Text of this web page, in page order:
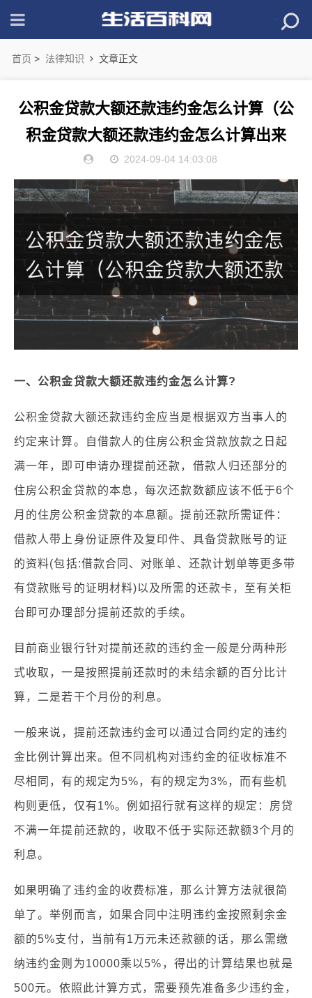
首页 > 法律知识 文章正文
公积金贷款大额还款违约金怎么计算（公
积金贷款大额还款违约金怎么计算出来
的）
2024-09-04 14:03:08
一、公积金贷款大额还款违约金怎么计算?
公积金贷款大额还款违约金应当是根据双方当事人的
约定来计算。自借款人的住房公积金贷款放款之日起
满一年，即可申请办理提前还款，借款人归还部分的
住房公积金贷款的本息，每次还款数额应该不低于6个
月的住房公积金贷款的本息额。提前还款所需证件：
借款人带上身份证原件及复印件、具备贷款账号的证
的资料(包括:借款合同、对账单、还款计划单等更多带
有贷款账号的证明材料)以及所需的还款卡，至有关柜
台即可办理部分提前还款的手续。
目前商业银行针对提前还款的违约金一般是分两种形
式收取，一是按照提前还款时的未结余额的百分比计
算，二是若干个月份的利息。
一般来说，提前还款违约金可以通过合同约定的违约
金比例计算出来。但不同机构对违约金的征收标准不
尽相同，有的规定为5%，有的规定为3%，而有些机
构则更低，仅有1%。例如招行就有这样的规定：房贷
不满一年提前还款的，收取不低于实际还款额3个月的
利息。
如果明确了违约金的收费标准，那么计算方法就很简
单了。举例而言，如果合同中注明违约金按照剩余金
额的5%支付，当前有1万元未还款额的话，那么需缴
纳违约金则为10000乘以5%，得出的计算结果也就是
500元。依照此计算方式，需要预先准备多少违约金，